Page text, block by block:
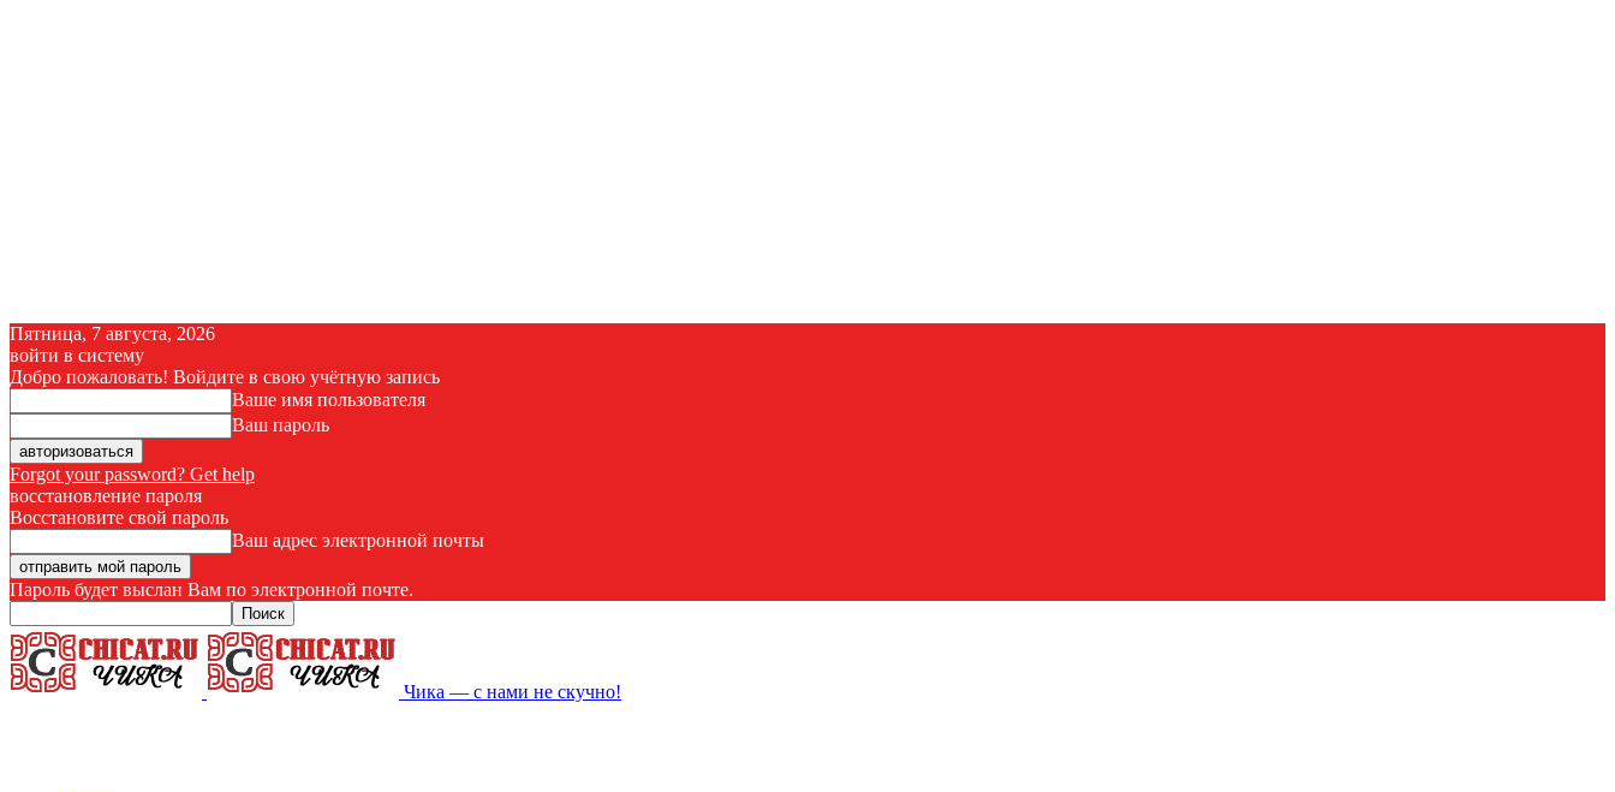
Пятница, 7 августа, 2026
войти в систему
Добро пожаловать! Войдите в свою учётную запись
Ваше имя пользователя
Ваш пароль
Forgot your password? Get help
восстановление пароля
Восстановите свой пароль
Ваш адрес электронной почты
Пароль будет выслан Вам по электронной почте.
Чика — с нами не скучно!